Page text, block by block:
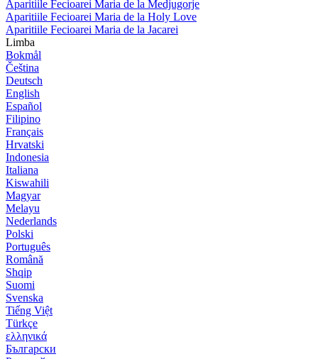
Aparitiile Fecioarei Maria de la Medjugorje
Aparitiile Fecioarei Maria de la Holy Love
Aparitiile Fecioarei Maria de la Jacarei
Limba
Bokmål
Čeština
Deutsch
English
Español
Filipino
Français
Hrvatski
Indonesia
Italiana
Kiswahili
Magyar
Melayu
Nederlands
Polski
Português
Română
Shqip
Suomi
Svenska
Tiếng Việt
Türkçe
ελληνικά
Български